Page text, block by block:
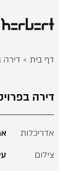
דף בית > דירה
דירה
אדריכלות
צילום